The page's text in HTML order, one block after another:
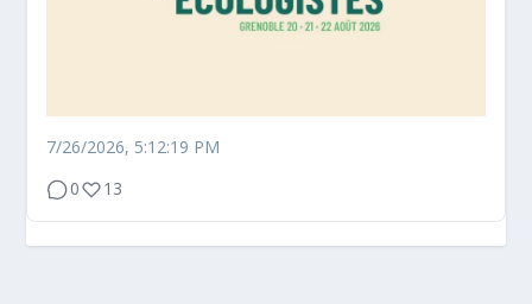
7/26/2026, 5:12:19 PM
0
13